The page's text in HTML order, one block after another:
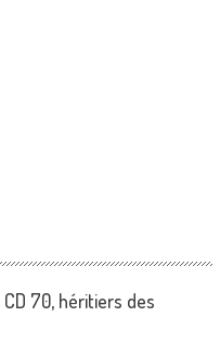
70, héritiers des